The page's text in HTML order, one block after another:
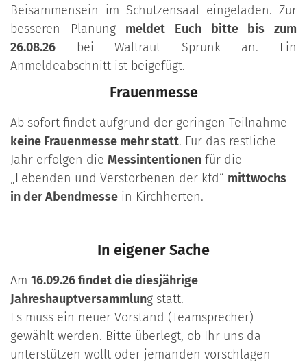
Beisammensein im Schützensaal eingeladen. Zur
besseren Planung meldet Euch bitte bis zum
26.08.26 bei Waltraut Sprunk an. Ein
Anmeldeabschnitt ist beigefügt.
Frauenmesse
Ab sofort findet aufgrund der geringen Teilnahme
keine Frauenmesse mehr statt. Für das restliche
Jahr erfolgen die Messintentionen für die
„Lebenden und Verstorbenen der kfd“ mittwochs
in der Abendmesse in Kirchherten.
In eigener Sache
Am 16.09.26 findet die diesjährige
Jahreshauptversammlung statt.
Es muss ein neuer Vorstand (Teamsprecher)
gewählt werden. Bitte überlegt, ob Ihr uns da
unterstützen wollt oder jemanden vorschlagen